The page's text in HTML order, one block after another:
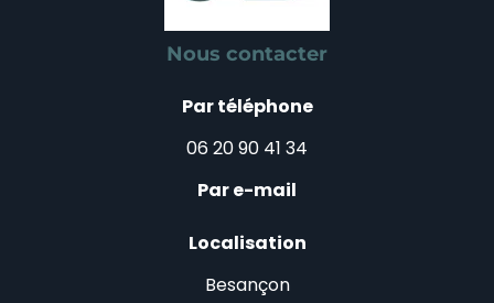
Nous contacter
Par téléphone
06 20 90 41 34
Par e-mail
Localisation
Besançon